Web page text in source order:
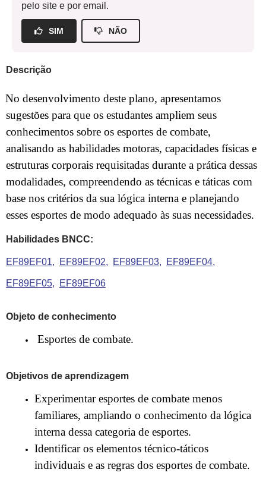
pelo site e por email.
SIM NÃO
Descrição
No desenvolvimento deste plano, apresentamos
sugestões para que os estudantes ampliem seus
conhecimentos sobre os esportes de combate,
analisando as habilidades motoras, capacidades físicas e
estruturas corporais requisitadas durante a prática dessas
modalidades, compreendendo as técnicas e táticas com
base nos critérios da sua lógica interna e planejando
esses esportes de modo adequado às suas necessidades.
Habilidades BNCC:
EF89EF01 EF89EF02 EF89EF03 EF89EF04
EF89EF05 EF89EF06
Objeto de conhecimento
Esportes de combate.
Objetivos de aprendizagem
Experimentar esportes de combate menos
familiares, ampliando o conhecimento da lógica
interna dessa categoria de esportes.
Identificar os elementos técnico-táticos
individuais e as regras dos esportes de combate.